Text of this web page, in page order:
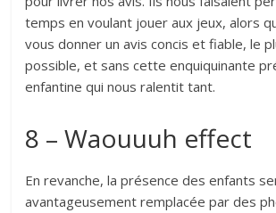
temps en voulant jouer aux jeux, alors
vous donner un avis concis et fiable, le
possible, et sans cette enquiquinante
enfantine qui nous ralentit tant.
8 – Waouuuh effect
En revanche, la présence des enfants
avantageusement remplacée par des